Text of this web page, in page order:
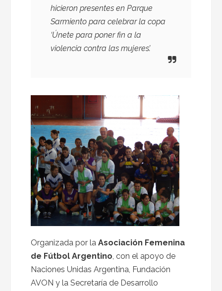
hicieron presentes en Parque
Sarmiento para celebrar la copa
‘Únete para poner fin a la
violencia contra las mujeres’.
Organizada por laAsociación Femenina
de Fútbol Argentino, con el apoyo de
Naciones Unidas Argentina, Fundación
AVON y la Secretaría de Desarrollo